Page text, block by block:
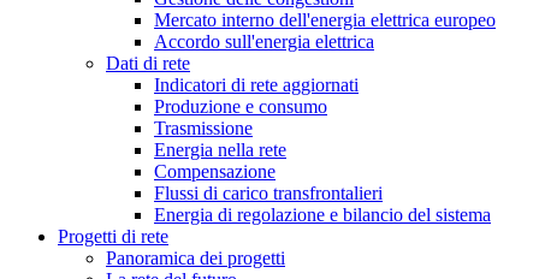
Mercato interno dell'energia elettrica europeo
Accordo sull'energia elettrica
Dati di rete
Indicatori di rete aggiornati
Produzione e consumo
Trasmissione
Energia nella rete
Compensazione
Flussi di carico transfrontalieri
Energia di regolazione e bilancio del sistema
Progetti di rete
Panoramica dei progetti